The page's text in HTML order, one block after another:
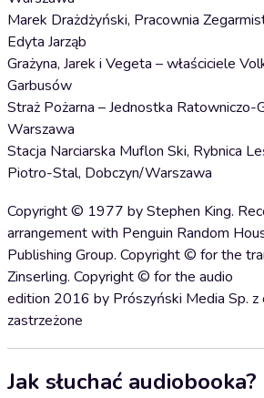
Marek Drażdżyński, Pracownia
Edyta Jarząb
Grażyna, Jarek i Vegeta – właściciele
Garbusów
Straż Pożarna – Jednostka Ratowniczo-
Warszawa
Stacja Narciarska Muflon Ski, Rybnica
Piotro-Stal, Dobczyn/Warszawa
Copyright © 1977 by Stephen King.
arrangement with Penguin Random
Publishing Group. Copyright © for the
Zinserling. Copyright © for the audio
edition 2016 by Prószyński Media Sp. z
zastrzeżone
Jak słuchać audiobooka?